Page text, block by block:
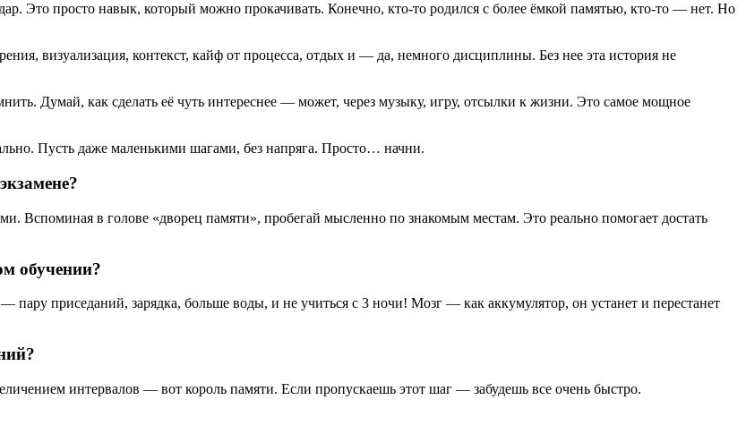
Это просто навык, который можно прокачивать. Конечно, кто-то родился с более ёмкой памятью, кто-то — нет. Но
визуализация, контекст, кайф от процесса, отдых и — да, немного дисциплины. Без нее эта история не
Думай, как сделать её чуть интереснее — может, через музыку, игру, отсылки к жизни. Это самое мощное
Пусть даже маленькими шагами, без напряга. Просто… начни.
Вспоминая в голове «дворец памяти», пробегай мысленно по знакомым местам. Это реально помогает достать
обучении?
приседаний, зарядка, больше воды, и не учиться с 3 ночи! Мозг — как аккумулятор, он устанет и перестанет
интервалов — вот король памяти. Если пропускаешь этот шаг — забудешь все очень быстро.